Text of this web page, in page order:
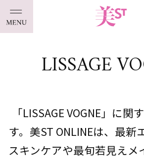
LISSAGE
「LISSAGE VOGNE」に関
す。美ST ONLINEは、最新
スキンケアや最旬若見えメ